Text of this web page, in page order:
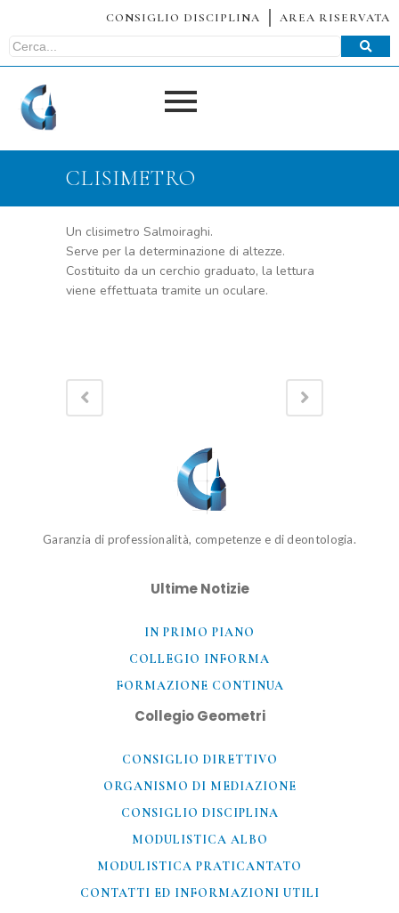
CONSIGLIO DISCIPLINA AREA RISERVATA
CLISIMETRO
Un clisimetro Salmoiraghi.
Serve per la determinazione di altezze.
Costituito da un cerchio graduato, la lettura
viene effettuata tramite un oculare.
Garanzia di professionalità, competenze e di deontologia.
Ultime Notizie
IN PRIMO PIANO
COLLEGIO INFORMA
FORMAZIONE CONTINUA
Collegio Geometri
CONSIGLIO DIRETTIVO
ORGANISMO DI MEDIAZIONE
CONSIGLIO DISCIPLINA
MODULISTICA ALBO
MODULISTICA PRATICANTATO
CONTATTI ED INFORMAZIONI UTILI​